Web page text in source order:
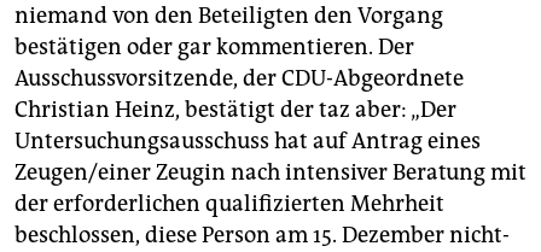
niemand von den Beteiligten den Vorgang
bestätigen oder gar kommentieren. Der
Ausschussvorsitzende, der CDU-Abgeordnete
Christian Heinz, bestätigt der taz aber: „Der
Untersuchungsausschuss hat auf Antrag eines
Zeugen/einer Zeugin nach intensiver Beratung mit
der erforderlichen qualifizierten Mehrheit
beschlossen, diese Person am 15. Dezember nicht-